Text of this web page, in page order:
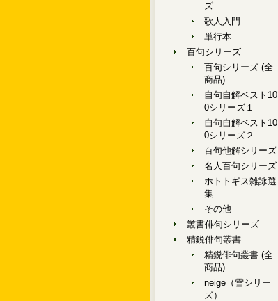
ズ
歌人入門
単行本
百句シリーズ
百句シリーズ (全
商品)
自句自解ベスト10
0シリーズ１
自句自解ベスト10
0シリーズ２
百句他解シリーズ
名人百句シリーズ
ホトトギス雑詠選
集
その他
叢書俳句シリーズ
精鋭俳句叢書
精鋭俳句叢書 (全
商品)
neige（雪シリー
ズ）